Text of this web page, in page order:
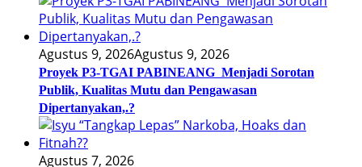
Agustus 9, 2026Agustus 9, 2026
Proyek P3-TGAI PABINEANG Menjadi Sorotan
Publik, Kualitas Mutu dan Pengawasan
Dipertanyakan,.?
Agustus 7, 2026